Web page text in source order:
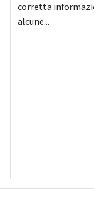
corretta
alcune...